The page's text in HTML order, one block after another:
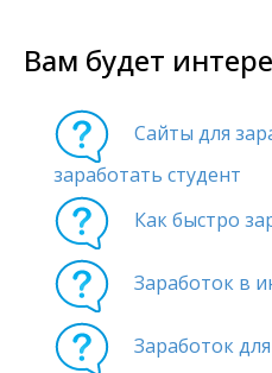
Вам будет
Сайты для
заработать студент
Как быстро
Заработок в
Заработок